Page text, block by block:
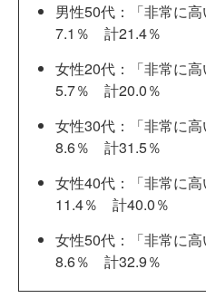
男性50代：「非常に高
7.1％ 計21.4％
女性20代：「非常に高
5.7％ 計20.0％
女性30代：「非常に高
8.6％ 計31.5％
女性40代：「非常に高
11.4％ 計40.0％
女性50代：「非常に高
8.6％ 計32.9％